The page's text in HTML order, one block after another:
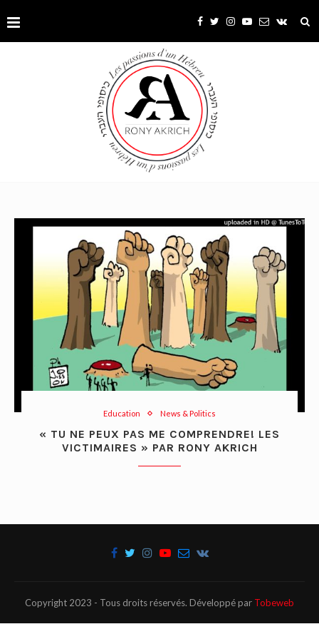
Education News & Politics
« TU NE PEUX PAS ME COMPRENDRE! LES
VICTIMAIRES » PAR RONY AKRICH
Copyright 2023 - Tous droits réservés. Développé par Tobeweb